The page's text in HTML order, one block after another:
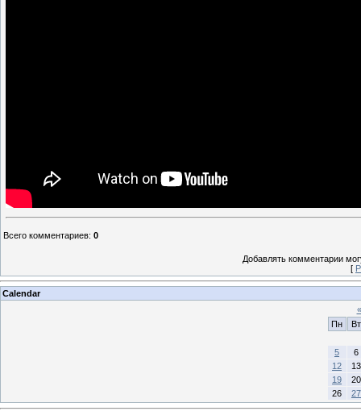
Всего комментариев: 0
Добавлять комментарии
[
Calendar
«
Пн
Вт
5
6
12
13
19
20
26
27